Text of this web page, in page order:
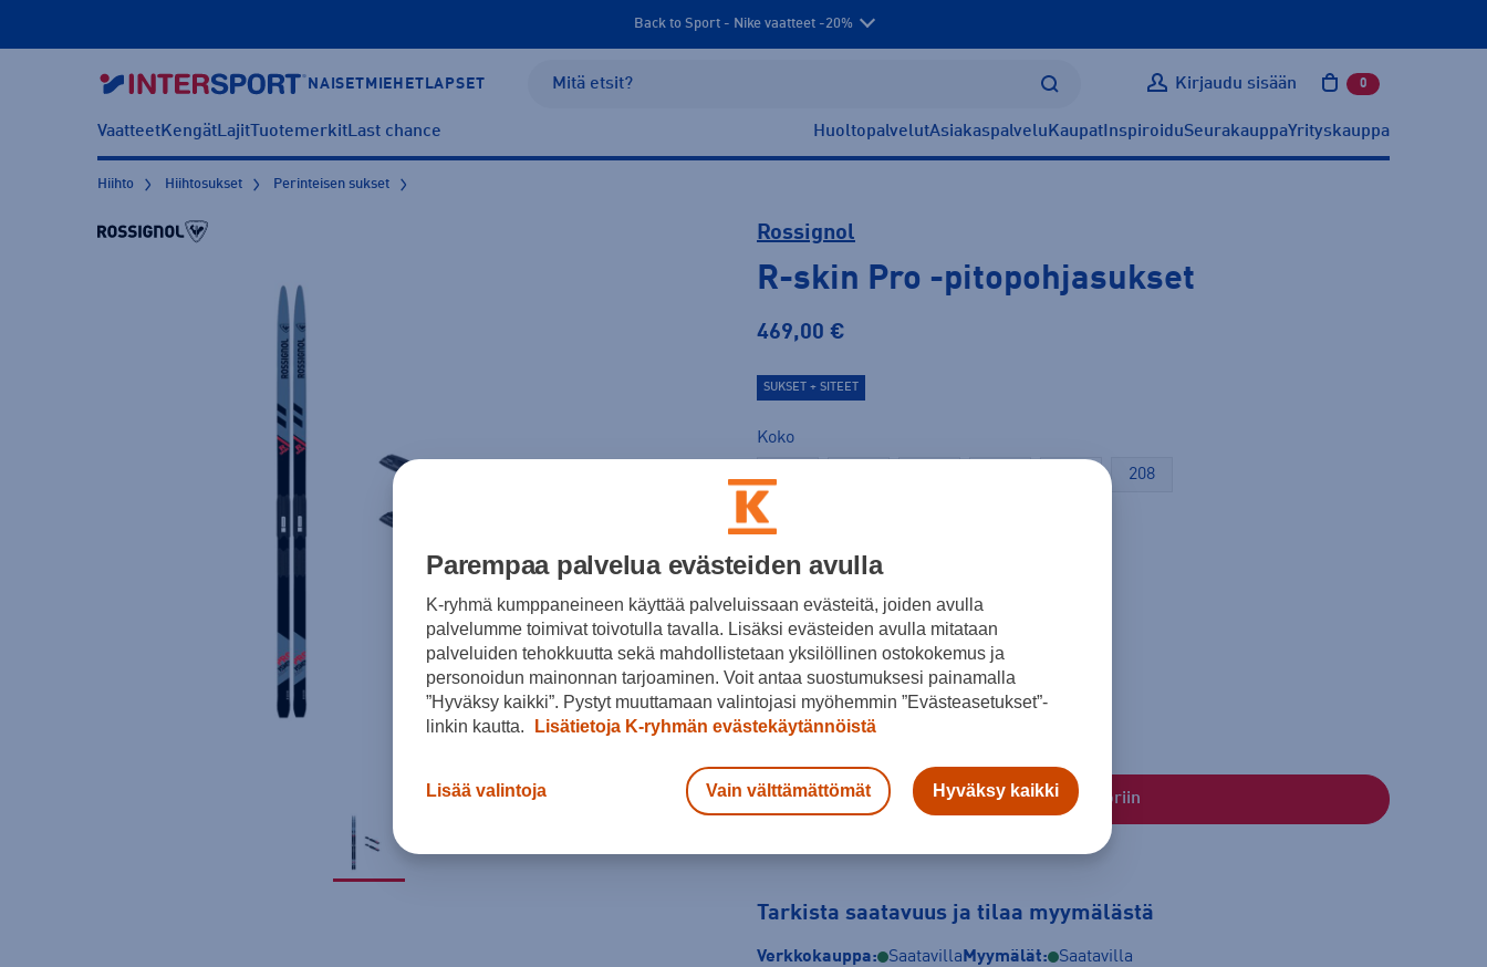
Back to Sport - Nike vaatteet -20%
NAISET MIEHET LAPSET Kirjaudu sisään 0 tuotetta
VaatteetKengätLajitTuotemerkitLast chance HuoltopalvelutAsiakaspalvelu Kaupat InspiroiduSeurakauppaYrityskauppa
Hiihto Hiihtosukset Perinteisen sukset
Rossignol
R-skin Pro -pitopohjasukset
469,00 €
SUKSET + SITEET
Koko
176 208
Suksien valintaopas
Hiihtäjän pituus
cm
Hiihtäjän paino
Mihin tietoja tarvitaan?
Lisää ostoskoriin
Tarkista saatavuus ja tilaa myymälästä
Verkkokauppa: Saatavilla Myymälät: Saatavilla
Parempaa palvelua evästeiden avulla
K-ryhmä kumppaneineen käyttää palveluissaan evästeitä, joiden avulla
palvelumme toimivat toivotulla tavalla. Lisäksi evästeiden avulla mitataan
palveluiden tehokkuutta sekä mahdollistetaan yksilöllinen ostokokemus ja
personoidun mainonnan tarjoaminen. Voit antaa suostumuksesi painamalla
”Hyväksy kaikki”. Pystyt muuttamaan valintojasi myöhemmin ”Evästeasetukset”-
linkin kautta.
Lisätietoja K-ryhmän evästekäytännöistä
Lisää valintoja Vain välttämättömät Hyväksy kaikki